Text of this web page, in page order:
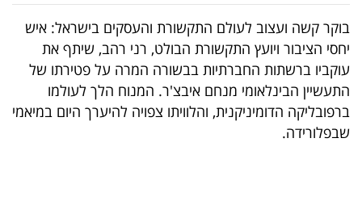
עסקי
ספורט
קריירה
ולימודים
מינויים
בוקר קשה ועצוב לעולם התקשורת והעסקים בישראל: איש
יחסי הציבור ויועץ התקשורת הבולט, רני רהב, שיתף את
עוקביו ברשתות החברתיות בבשורה המרה על פטירתו של
התעשיין הבינלאומי מנחם איבצ'ר. המנוח הלך לעולמו
ברפובליקה הדומיניקנית, והלוויתו צפויה להיערך היום במיאמי
שבפלורידה.